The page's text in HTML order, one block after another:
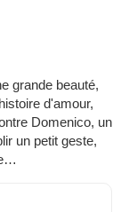
grande beauté,
d'amour,
Domenico, un
un petit geste,